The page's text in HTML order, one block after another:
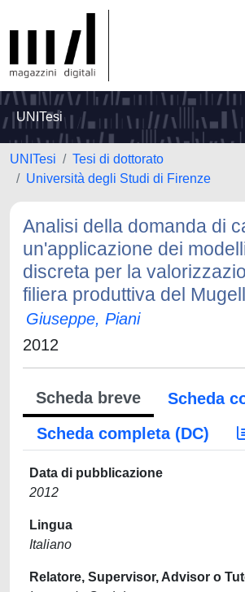
UNITesi
UNITesi
Tesi di dottorato
Università degli Studi di Firenze
Analisi della domanda di
un'applicazione dei
discreta per la
filiera produttiva del
Giuseppe, Piani
2012
Scheda breve
Scheda
Scheda completa (DC)
Data di pubblicazione
2012
Lingua
Italiano
Relatore, Supervisor, Advisor o